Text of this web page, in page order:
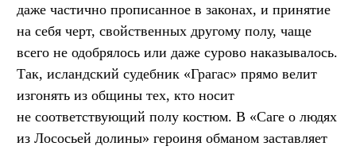
даже частично прописанное в законах, и принятие
на себя черт, свойственных другому полу, чаще
всего не одобрялось или даже сурово наказывалось.
Так, исландский судебник «Грагас» прямо велит
изгонять из общины тех, кто носит
не соответствующий полу костюм. В «Саге о людях
из Лососьей долины» героиня обманом заставляет